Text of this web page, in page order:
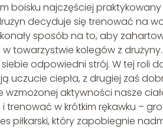
boisku najczęściej
decyduje się trenować na
sposób na to, aby
towarzystwie kolegów z
odpowiedni strój. W tej roli
uczucie ciepła, z drugiej zaś
wzmożonej aktywności nasze
trenować w krótkim rękawku –
piłkarski, który zapobiegnie